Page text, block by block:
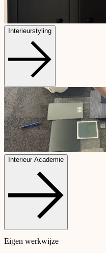
Interieurstyling
Interieur Academie
Eigen werkwijze